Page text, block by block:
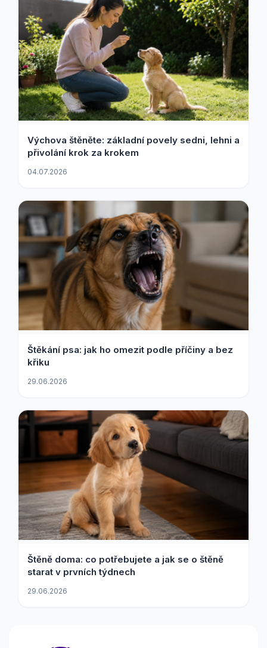
Výchova štěněte: základní povely sedni, lehni a
přivolání krok za krokem
04.07.2026
Štěkání psa: jak ho omezit podle příčiny a bez
křiku
29.06.2026
Štěně doma: co potřebujete a jak se o štěně
starat v prvních týdnech
29.06.2026